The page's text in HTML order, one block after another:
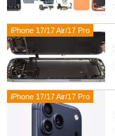
iPhone 17/17 Air/17 Pro
iPhone 17/17 Air/17 Pro